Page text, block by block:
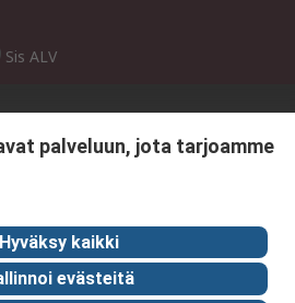
Sis ALV
Ma-Pe klo 10:00 - 14:00)
yleensä 24 tunnin kuluessa.
palveluun, jota tarjoamme
Hyväksy kaikki
evästeitä